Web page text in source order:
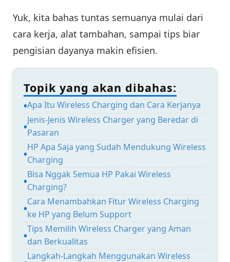
Yuk, kita bahas tuntas semuanya mulai dari
cara kerja, alat tambahan, sampai tips biar
pengisian dayanya makin efisien.
Topik yang akan dibahas:
Apa Itu Wireless Charging dan Cara Kerjanya
Jenis-Jenis Wireless Charger yang Beredar di
Pasaran
HP Apa Saja yang Sudah Mendukung Wireless
Charging
Bisa Nggak Semua HP Pakai Wireless
Charging?
Cara Menambahkan Fitur Wireless Charging
ke HP yang Belum Support
Tips Memilih Wireless Charger yang Aman
dan Berkualitas
Langkah-Langkah Menggunakan Wireless